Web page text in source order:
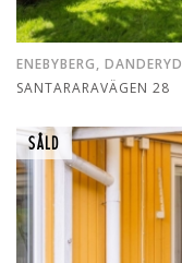
ENEBYBERG, DANDERYD
SANTARARAVÄGEN 28
SÅLD